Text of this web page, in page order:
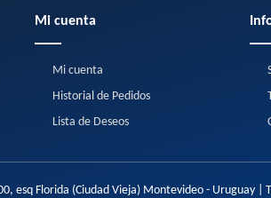
Mi cuenta
Mi cuenta
Historial de Pedidos
Lista de Deseos
esq Florida (Ciudad Vieja) Montevideo - Uruguay |